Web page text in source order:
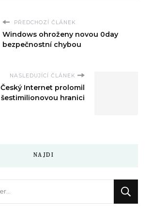
PŘEDCHOZÍ ČLÁNEK
Windows ohroženy novou 0day
bezpečnostní chybou
NASLEDUJÍCÍ ČLÁNEK
Český Internet prolomil
šestimilionovou hranici
NAJDI